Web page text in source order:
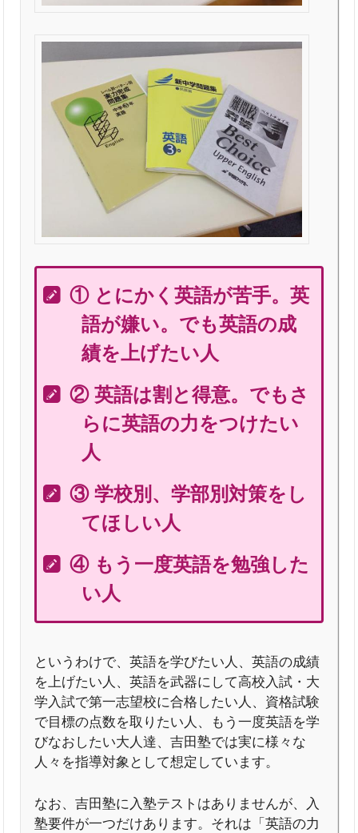
① とにかく英語が苦手。英
語が嫌い。でも英語の成
績を上げたい人
② 英語は割と得意。でもさ
らに英語の力をつけたい
人
③ 学校別、学部別対策をし
てほしい人
④ もう一度英語を勉強した
い人
というわけで、英語を学びたい人、英語の成績
を上げたい人、英語を武器にして高校入試・大
学入試で第一志望校に合格したい人、資格試験
で目標の点数を取りたい人、もう一度英語を学
びなおしたい大人達、吉田塾では実に様々な
人々を指導対象として想定しています。
なお、吉田塾に入塾テストはありませんが、入
塾要件が一つだけあります。それは「英語の力